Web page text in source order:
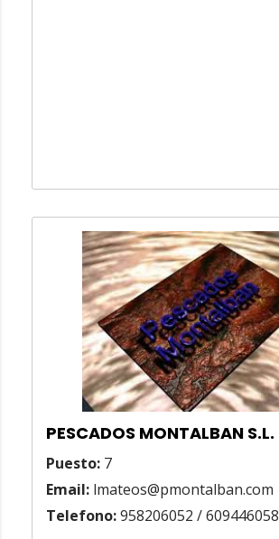
PESCADOS MONTALBAN S.L.
Puesto: 7
Email: lmateos@pmontalban.com
Telefono:958206052 / 609446058